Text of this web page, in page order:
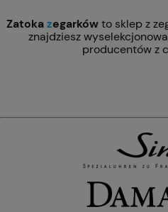
Zatokazegarkówto sklep z
znajdziesz
producentów z